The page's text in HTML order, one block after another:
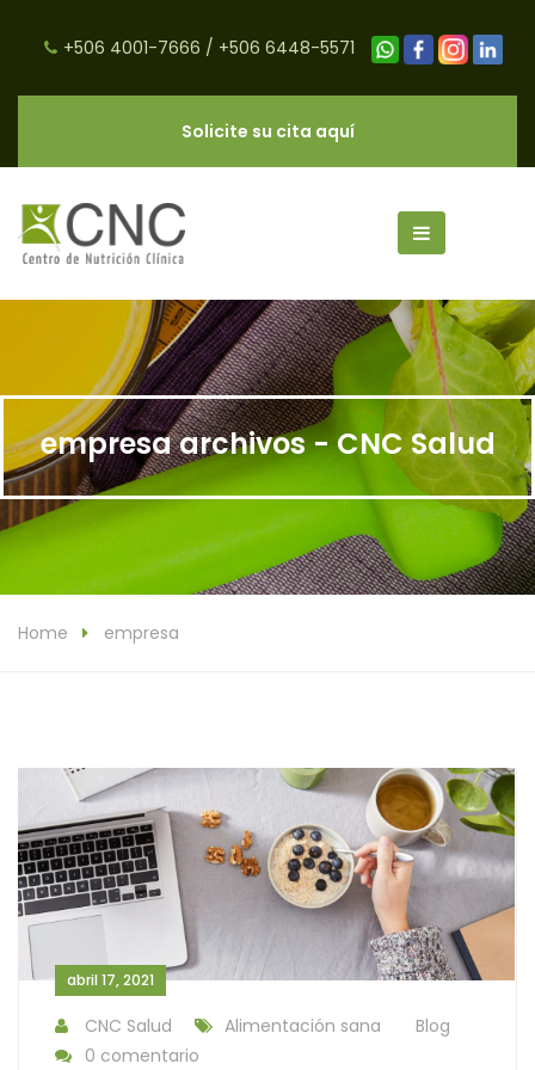
+506 4001-7666 / +506 6448-5571
Solicite su cita aquí
empresa archivos - CNC Salud
Home empresa
abril 17, 2021
CNC Salud Alimentación sana
Blog
0 comentario